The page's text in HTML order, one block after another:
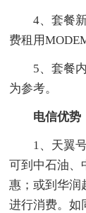
4、套餐
费租用
5、套餐
为参考。
电信优势
1、天翼
可到中石油、
惠；或到华润
进行消费。如